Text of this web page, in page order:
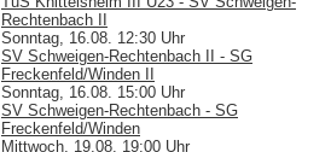
Rechtenbach II
Sonntag, 16.08. 12:30 Uhr
SV Schweigen-Rechtenbach II - SG
Freckenfeld/Winden II
Sonntag, 16.08. 15:00 Uhr
SV Schweigen-Rechtenbach - SG
Freckenfeld/Winden
Mittwoch, 19.08. 19:00 Uhr